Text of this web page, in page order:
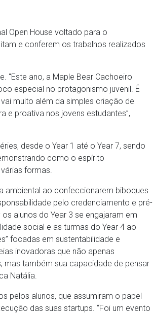
Open House voltado para o
e conferem os trabalhos realizados
“Este ano, a Maple Bear Cachoeiro
especial no protagonismo juvenil. É
muito além da simples criação de
e proativa nos jovens estudantes”,
desde o Year 1 até o Year 7, sendo
como o espírito
formas.
ambiental ao confeccionarem biboques
pelo credenciamento e pré-
alunos do Year 3 se engajaram em
social e as turmas do Year 4 ao
focadas em sustentabilidade e
inovadoras que não apenas
mas também sua capacidade de pensar
Natália.
pelos alunos, que assumiram o papel
das suas startups. “Foi um evento